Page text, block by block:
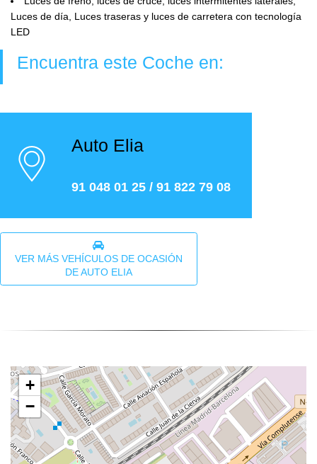
Luces de día, Luces traseras y luces de carretera con tecnología
LED
Encuentra este Coche en:
Auto Elia
91 048 01 25/ 91 822 79 08
VER MÁS VEHÍCULOS DE OCASIÓN
DE AUTO ELIA
+
−